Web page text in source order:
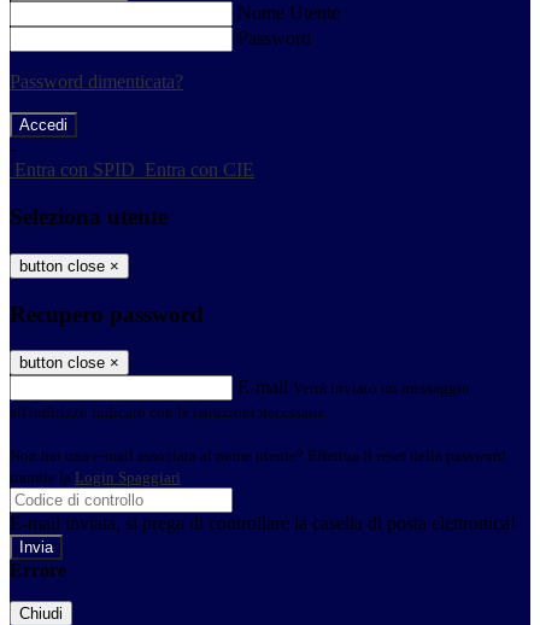
Nome Utente
Password
Password dimenticata?
-
Entra con SPID Entra con CIE
Seleziona utente
button close ×
Recupero password
button close ×
E-mail Verrà inviato un messaggio
all'indirizzo indicato con le istruzioni necessarie.
Non hai una e-mail associata al nome utente? Effettua il reset della password
tramite la Login Spaggiari
E-mail inviata, si prega di controllare la casella di posta elettronica!
Errore
Chiudi